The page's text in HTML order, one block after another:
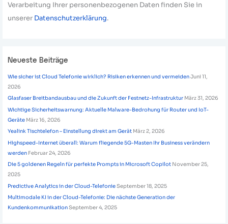
Verarbeitung Ihrer personenbezogenen Daten finden Sie in
unserer Datenschutzerklärung.
Neueste Beiträge
Wie sicher ist Cloud Telefonie wirklich? Risiken erkennen und vermeidenJuni 11,
2026
Glasfaser Breitbandausbau und die Zukunft der Festnetz-Infrastruktur März 31, 2026
Wichtige Sicherheitswarnung: Aktuelle Malware-Bedrohung für Router und IoT-
Geräte März 16, 2026
Yealink Tischtelefon – Einstellung direkt am Gerät März 2, 2026
Highspeed-Internet überall: Warum fliegende 5G-Masten Ihr Business verändern
werden Februar 24, 2026
Die 5 goldenen Regeln für perfekte Prompts in Microsoft Copilot November 25,
2025
Predictive Analytics in der Cloud-TelefonieSeptember 18, 2025
Multimodale KI in der Cloud-Telefonie: Die nächste Generation der
KundenkommunikationSeptember 4, 2025